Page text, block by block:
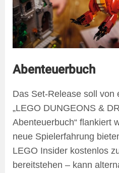
Abenteuerbuch
Das Set-Release soll von
„LEGO DUNGEONS &
Abenteuerbuch“ flankiert
neue Spielerfahrung
LEGO Insider kostenlos
bereitstehen – kann